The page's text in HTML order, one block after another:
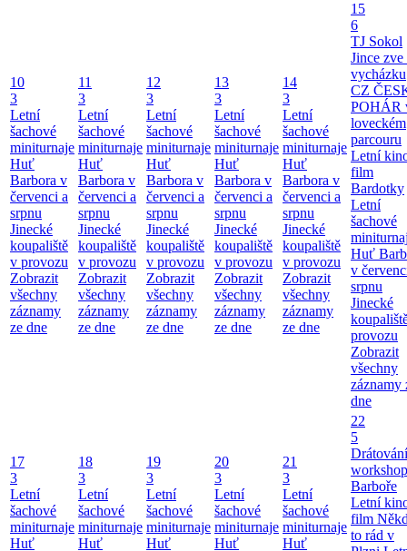
10
3
Letní
šachové
miniturnaje
Huť
Barbora v
červenci a
srpnu
Jinecké
koupaliště
v provozu
Zobrazit
všechny
záznamy
ze dne
11
3
Letní
šachové
miniturnaje
Huť
Barbora v
červenci a
srpnu
Jinecké
koupaliště
v provozu
Zobrazit
všechny
záznamy
ze dne
12
3
Letní
šachové
miniturnaje
Huť
Barbora v
červenci a
srpnu
Jinecké
koupaliště
v provozu
Zobrazit
všechny
záznamy
ze dne
13
3
Letní
šachové
miniturnaje
Huť
Barbora v
červenci a
srpnu
Jinecké
koupaliště
v provozu
Zobrazit
všechny
záznamy
ze dne
14
3
Letní
šachové
miniturnaje
Huť
Barbora v
červenci a
srpnu
Jinecké
koupaliště
v provozu
Zobrazit
všechny
záznamy
ze dne
15
6
TJ Sokol
Jince zve
vycházku
CZ
POHÁR
loveckém
parcouru
Letní
film
Bardotky
Letní
šachové
Huť
v
srpnu
Jinecké
provozu
Zobrazit
všechny
záznamy
dne
17
3
Letní
šachové
miniturnaje
Huť
18
3
Letní
šachové
miniturnaje
Huť
19
3
Letní
šachové
miniturnaje
Huť
20
3
Letní
šachové
miniturnaje
Huť
21
3
Letní
šachové
miniturnaje
Huť
22
5
Barboře
Letní
film
to rád v